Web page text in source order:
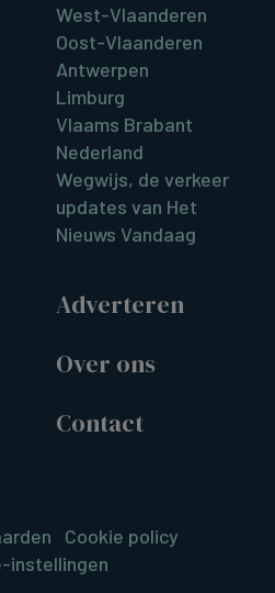
West-Vlaanderen
Oost-Vlaanderen
Antwerpen
Limburg
Vlaams Brabant
Nederland
Wegwijs, de verkeer
updates van Het
Nieuws Vandaag
Adverteren
Over ons
Contact
Cookie policy
instellingen